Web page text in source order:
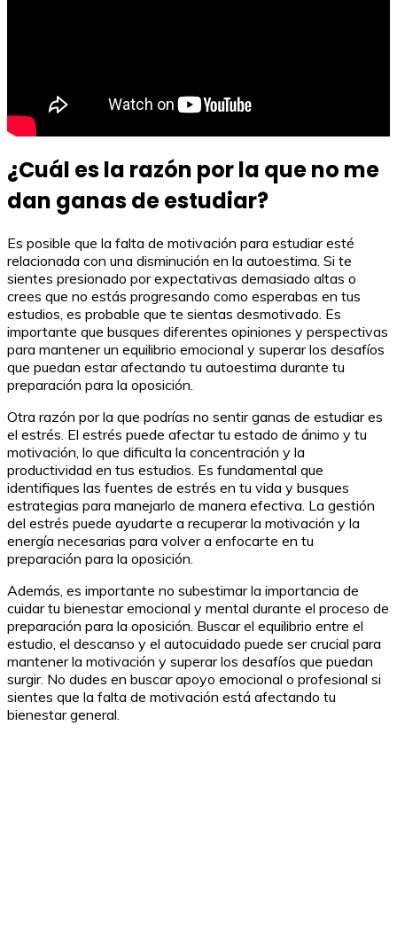
¿Cuál es la razón por la que no me
dan ganas de estudiar?
Es posible que la falta de motivación para estudiar esté
relacionada con una disminución en la autoestima. Si te
sientes presionado por expectativas demasiado altas o
crees que no estás progresando como esperabas en tus
estudios, es probable que te sientas desmotivado. Es
importante que busques diferentes opiniones y perspectivas
para mantener un equilibrio emocional y superar los desafíos
que puedan estar afectando tu autoestima durante tu
preparación para la oposición.
Otra razón por la que podrías no sentir ganas de estudiar es
el estrés. El estrés puede afectar tu estado de ánimo y tu
motivación, lo que dificulta la concentración y la
productividad en tus estudios. Es fundamental que
identifiques las fuentes de estrés en tu vida y busques
estrategias para manejarlo de manera efectiva. La gestión
del estrés puede ayudarte a recuperar la motivación y la
energía necesarias para volver a enfocarte en tu
preparación para la oposición.
Además, es importante no subestimar la importancia de
cuidar tu bienestar emocional y mental durante el proceso de
preparación para la oposición. Buscar el equilibrio entre el
estudio, el descanso y el autocuidado puede ser crucial para
mantener la motivación y superar los desafíos que puedan
surgir. No dudes en buscar apoyo emocional o profesional si
sientes que la falta de motivación está afectando tu
bienestar general.